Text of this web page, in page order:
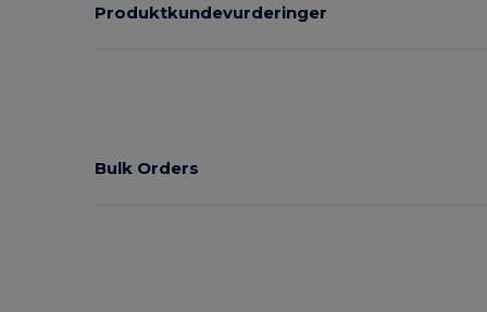
Produktkundevurderinger
Bulk Orders